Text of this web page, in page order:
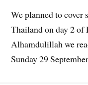
We planned to cover
Thailand on day 2
Alhamdulillah we
Sunday 29